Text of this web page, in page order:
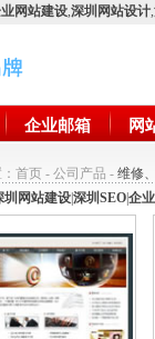
网站建设,深圳网站设计,
企业邮箱 网
首页 - 公司产品 - 维修
圳网站建设深圳SEO企